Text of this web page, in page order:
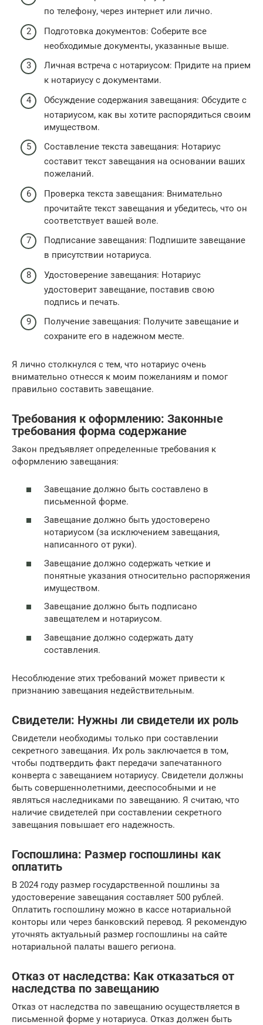
по телефону, через интернет или лично.
Подготовка документов: Соберите все
необходимые документы, указанные выше.
Личная встреча с нотариусом: Придите на прием
к нотариусу с документами.
Обсуждение содержания завещания: Обсудите с
нотариусом, как вы хотите распорядиться своим
имуществом.
Составление текста завещания: Нотариус
составит текст завещания на основании ваших
пожеланий.
Проверка текста завещания: Внимательно
прочитайте текст завещания и убедитесь, что он
соответствует вашей воле.
Подписание завещания: Подпишите завещание
в присутствии нотариуса.
Удостоверение завещания: Нотариус
удостоверит завещание, поставив свою
подпись и печать.
Получение завещания: Получите завещание и
сохраните его в надежном месте.
Я лично столкнулся с тем, что нотариус очень
внимательно отнесся к моим пожеланиям и помог
правильно составить завещание.
Требования к оформлению: Законные
требования форма содержание
Закон предъявляет определенные требования к
оформлению завещания:
Завещание должно быть составлено в
письменной форме.
Завещание должно быть удостоверено
нотариусом (за исключением завещания,
написанного от руки).
Завещание должно содержать четкие и
понятные указания относительно распоряжения
имуществом.
Завещание должно быть подписано
завещателем и нотариусом.
Завещание должно содержать дату
составления.
Несоблюдение этих требований может привести к
признанию завещания недействительным.
Свидетели: Нужны ли свидетели их роль
Свидетели необходимы только при составлении
секретного завещания. Их роль заключается в том,
чтобы подтвердить факт передачи запечатанного
конверта с завещанием нотариусу. Свидетели должны
быть совершеннолетними, дееспособными и не
являться наследниками по завещанию. Я считаю, что
наличие свидетелей при составлении секретного
завещания повышает его надежность.
Госпошлина: Размер госпошлины как
оплатить
В 2024 году размер государственной пошлины за
удостоверение завещания составляет 500 рублей.
Оплатить госпошлину можно в кассе нотариальной
конторы или через банковский перевод. Я рекомендую
уточнять актуальный размер госпошлины на сайте
нотариальной палаты вашего региона.
Отказ от наследства: Как отказаться от
наследства по завещанию
Отказ от наследства по завещанию осуществляется в
письменной форме у нотариуса. Отказ должен быть